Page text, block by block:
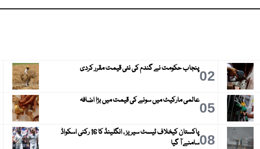
02پنجاب حکومت نے گندم کی نئی قیمت مقرر کردی
05عالمی مارکیٹ میں سونے کی قیمت میں بڑا اضافہ
08
پاکستان کیخلاف ٹیسٹ سیریز ، انگلینڈ کا 16 رکنی اسکواڈ
سامنے آ گیا